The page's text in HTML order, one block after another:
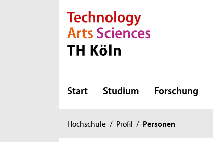
Direkt zur Hauptnavigation
Direkt zur Subnavigation
Direkt zum Inhalt
Direkt zum Fußbereich
Start Studium Forschung
Sie
Hochschule / Profil / Personen